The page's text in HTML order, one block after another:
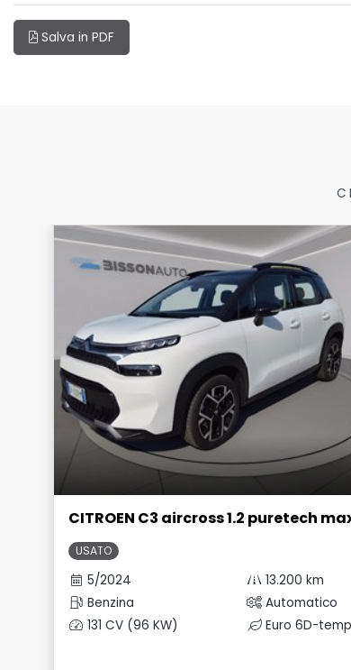
Salva in PDF
USATO
5/2024
13.200 km
Benzina
Automatico
131 CV (96 KW)
Euro 6D-temp